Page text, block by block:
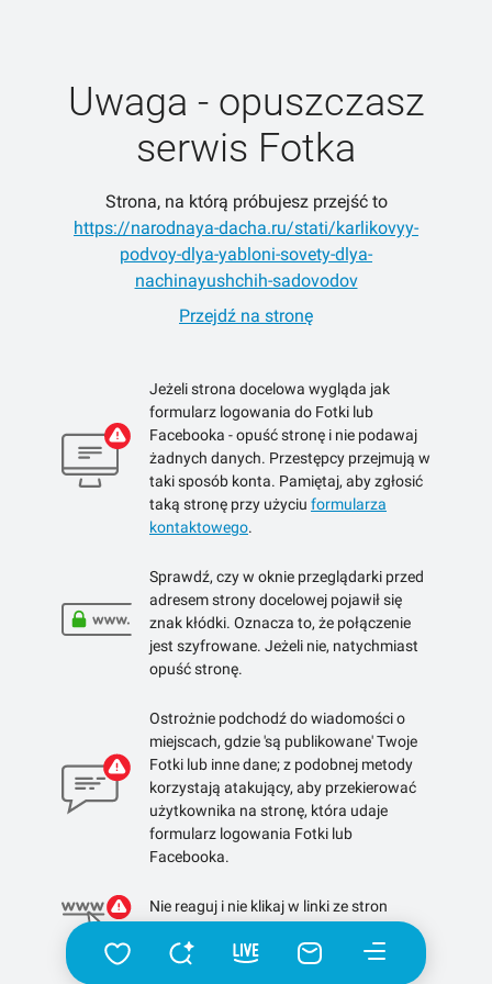
Uwaga - opuszczasz
serwis Fotka
Strona, na którą próbujesz przejść to
https://narodnaya-dacha.ru/stati/karlikovyy-
podvoy-dlya-yabloni-sovety-dlya-
nachinayushchih-sadovodov
Przejdź na stronę
Jeżeli strona docelowa wygląda jak
formularz logowania do Fotki lub
Facebooka - opuść stronę i nie podawaj
żadnych danych. Przestępcy przejmują w
taki sposób konta. Pamiętaj, aby zgłosić
taką stronę przy użyciu formularza
kontaktowego.
Sprawdź, czy w oknie przeglądarki przed
adresem strony docelowej pojawił się
znak kłódki. Oznacza to, że połączenie
jest szyfrowane. Jeżeli nie, natychmiast
opuść stronę.
Ostrożnie podchodź do wiadomości o
miejscach, gdzie 'są publikowane' Twoje
Fotki lub inne dane; z podobnej metody
korzystają atakujący, aby przekierować
użytkownika na stronę, która udaje
formularz logowania Fotki lub
Facebooka.
Nie reaguj i nie klikaj w linki ze stron